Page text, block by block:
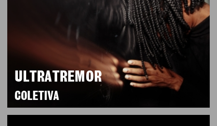
ULTRATREMOR
COLETIVA